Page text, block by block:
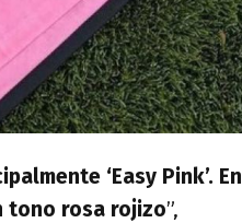
‘Easy Pink’. En
tono rosa rojizo”,